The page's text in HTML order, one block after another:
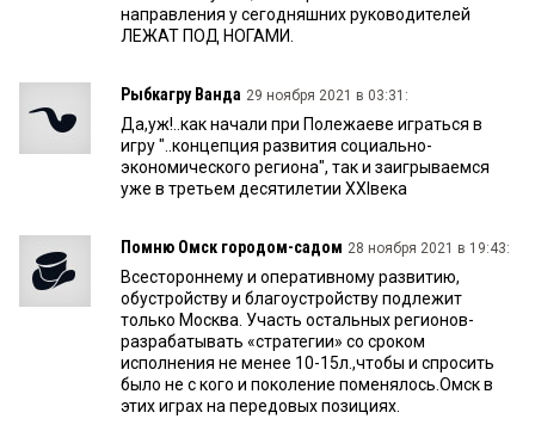
направления у сегодняшних руководителей
ЛЕЖАТ ПОД НОГАМИ.
Рыбкагру Ванда 29 ноября 2021 в 03:31:
Да,уж!..как начали при Полежаеве играться в
игру "..концепция развития социально-
экономического региона", так и заигрываемся
уже в третьем десятилетии XXIвека
Помню Омск городом-садом 28 ноября 2021 в 19:43:
Всестороннему и оперативному развитию,
обустройству и благоустройству подлежит
только Москва. Участь остальных регионов-
разрабатывать «стратегии» со сроком
исполнения не менее 10-15л.,чтобы и спросить
было не с кого и поколение поменялось.Омск в
этих играх на передовых позициях.